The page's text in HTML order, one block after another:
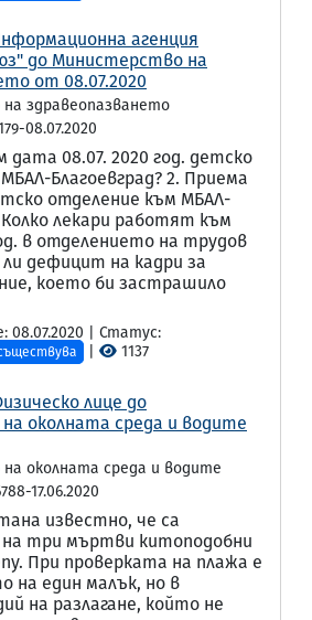
агенция
до Министерство на
от 08.07.2020
здравеопазването
08.07.2020
дата 08.07. 2020 год. детско
Благоевград? 2. Приема
отделение към МБАЛ-
Колко лекари работят към
в отделението на трудов
ли дефицит на кадри за
което би застрашило
08.07.2020 | Статус:
1137
лице до
околната среда и водите
околната среда и водите
17.06.2020
известно, че са
три мъртви китоподобни
При проверката на плажа е
на един малък, но в
на разлагане, който не